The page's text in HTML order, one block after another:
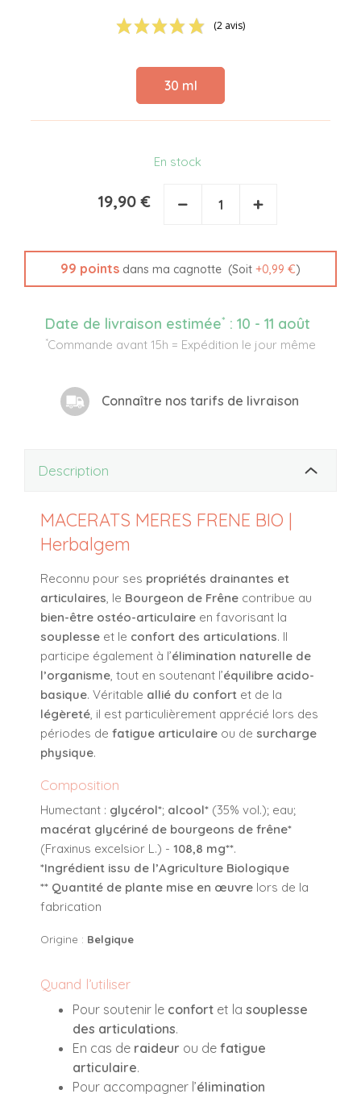
(2 avis)
30 ml
En stock
19,90 € − +
99 points dans ma cagnotte (Soit +0,99 €)
Date de livraison estimée* : 10 - 11 août
*Commande avant 15h = Expédition le jour même
Connaître nos tarifs de livraison
Description
MACERATS MERES FRENE BIO |
Herbalgem
Reconnu pour ses propriétés drainantes et
articulaires, le Bourgeon de Frêne contribue au
bien-être ostéo-articulaire en favorisant la
souplesse et le confort des articulations. Il
participe également à l’élimination naturelle de
l’organisme, tout en soutenant l’équilibre acido-
basique. Véritable allié du confort et de la
légèreté, il est particulièrement apprécié lors des
périodes de fatigue articulaire ou de surcharge
physique.
Composition
Humectant : glycérol*; alcool* (35% vol.); eau;
macérat glycériné de bourgeons de frêne*
(Fraxinus excelsior L.) - 108,8 mg**.
*Ingrédient issu de l’Agriculture Biologique
** Quantité de plante mise en œuvre lors de la
fabrication
Origine : Belgique
Quand l’utiliser
Pour soutenir le confort et la souplesse
des articulations.
En cas de raideur ou de fatigue
articulaire.
Pour accompagner l’élimination